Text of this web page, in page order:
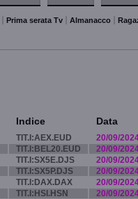
Prima serata Tv Almanacco
Indice Data
TIT.I:AEX.EUD
20/09/
TIT.I:BEL20.EUD
20/09/
TIT.I:SX5E.DJS
20/09/
TIT.I:SX5P.DJS
20/09/
TIT.I:DAX.DAX
20/09/
TIT.I:HSI.HSN
20/09/